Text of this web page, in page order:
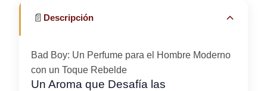
📄 Descripción
Bad Boy: Un Perfume para el Hombre Moderno
con un Toque Rebelde
Un Aroma que Desafía las